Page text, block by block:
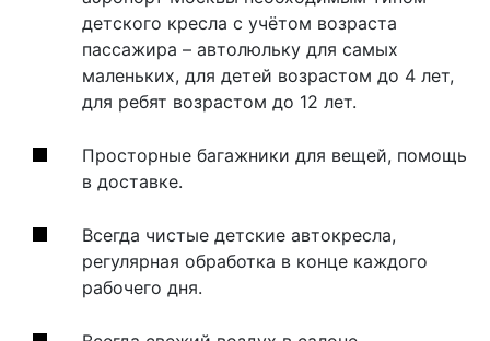
детского кресла с учётом возраста
пассажира – автолюльку для самых
маленьких, для детей возрастом до 4 лет,
для ребят возрастом до 12 лет.
Просторные багажники для вещей, помощь
в доставке.
Всегда чистые детские автокресла,
регулярная обработка в конце каждого
рабочего дня.